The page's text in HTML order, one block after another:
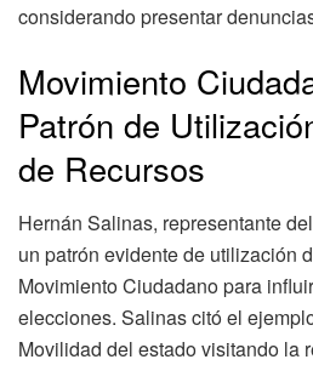
considerando presentar
Movimiento
Patrón de
de Recursos
Hernán Salinas, representante
un patrón evidente de utilización
Movimiento Ciudadano para
elecciones. Salinas citó el
Movilidad del estado visitando la